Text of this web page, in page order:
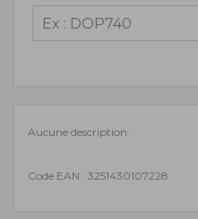
Aucune description.
Code EAN : 3251430107228